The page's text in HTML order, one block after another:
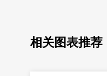
相关图表推荐